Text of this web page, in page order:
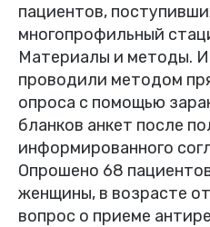
пациентов,
многопрофильный
Материалы и методы.
проводили методом
опроса с помощью
бланков анкет после
информированного
Опрошено 68
женщины, в возрасте
вопрос о приеме